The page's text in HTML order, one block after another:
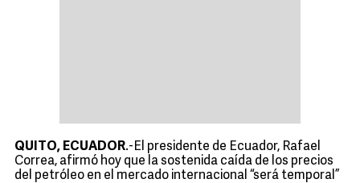
QUITO, ECUADOR.-El presidente de Ecuador, Rafael
Correa, afirmó hoy que la sostenida caída de los precios
del petróleo en el mercado internacional “será temporal”